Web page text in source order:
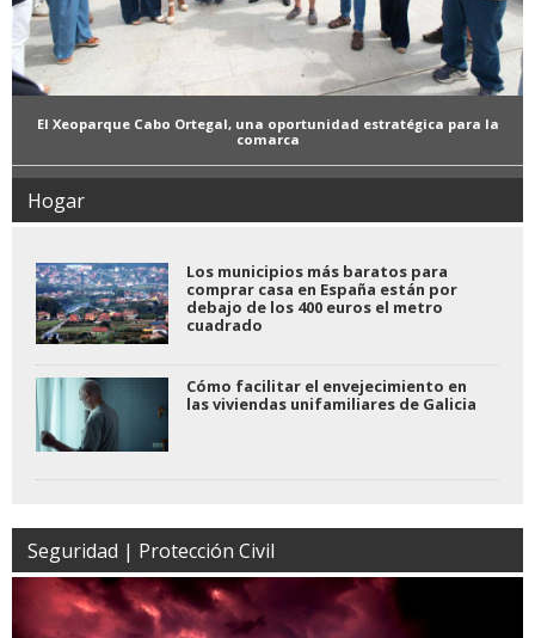
El Xeoparque Cabo Ortegal, una oportunidad estratégica para la
comarca
Hogar
Los municipios más baratos para
comprar casa en España están por
debajo de los 400 euros el metro
cuadrado
Cómo facilitar el envejecimiento en
las viviendas unifamiliares de Galicia
Seguridad | Protección Civil